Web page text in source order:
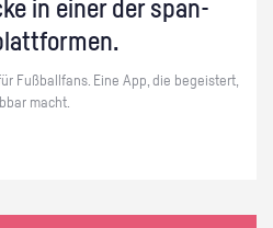
in einer der span­
Fuß­ball­fans. Eine App, die be­geis­tert,
macht.